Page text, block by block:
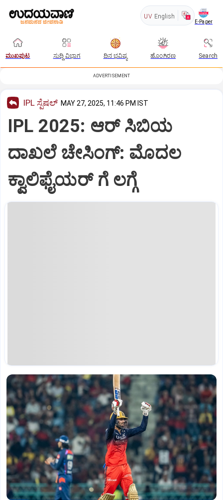
UV English
E-Paper
ಮುಖಪುಟ ಸುದ್ದಿ ವಿಭಾಗ ದಿನ ಭವಿಷ್ಯ ಹೊಂಗಿರಣ Search
ADVERTISEMENT
IPL ಸ್ಪೆಷಲ್‌ MAY 27, 2025, 11:46 PM IST
IPL 2025: ಆರ್‌ ಸಿಬಿಯ
ದಾಖಲೆ ಚೇಸಿಂಗ್:‌ ಮೊದಲ
ಕ್ವಾಲಿಫೈಯರ್‌ ಗೆ ಲಗ್ಗೆ